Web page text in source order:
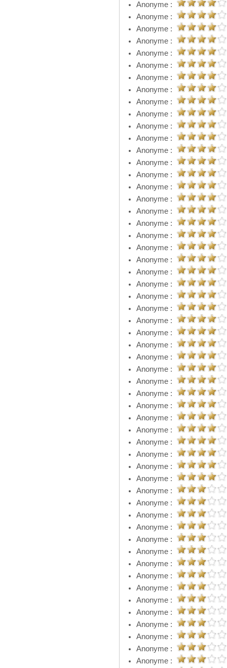
Anonyme :
Anonyme :
Anonyme :
Anonyme :
Anonyme :
Anonyme :
Anonyme :
Anonyme :
Anonyme :
Anonyme :
Anonyme :
Anonyme :
Anonyme :
Anonyme :
Anonyme :
Anonyme :
Anonyme :
Anonyme :
Anonyme :
Anonyme :
Anonyme :
Anonyme :
Anonyme :
Anonyme :
Anonyme :
Anonyme :
Anonyme :
Anonyme :
Anonyme :
Anonyme :
Anonyme :
Anonyme :
Anonyme :
Anonyme :
Anonyme :
Anonyme :
Anonyme :
Anonyme :
Anonyme :
Anonyme :
Anonyme :
Anonyme :
Anonyme :
Anonyme :
Anonyme :
Anonyme :
Anonyme :
Anonyme :
Anonyme :
Anonyme :
Anonyme :
Anonyme :
Anonyme :
Anonyme :
Anonyme :